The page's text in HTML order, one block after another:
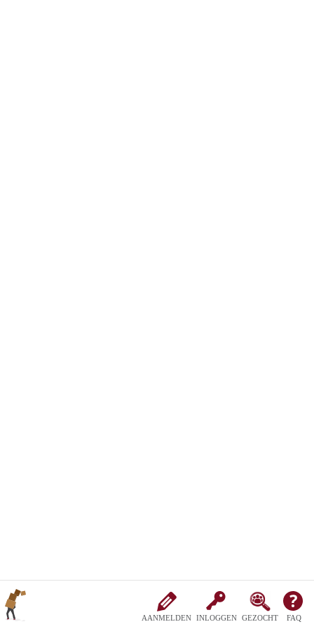
AANMELDEN INLOGGEN GEZOCHT FAQ